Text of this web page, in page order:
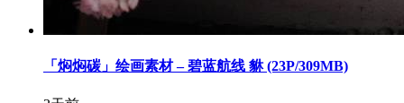
「焖焖碳」绘画素材 – 碧蓝航线 貅 (23P/309MB)